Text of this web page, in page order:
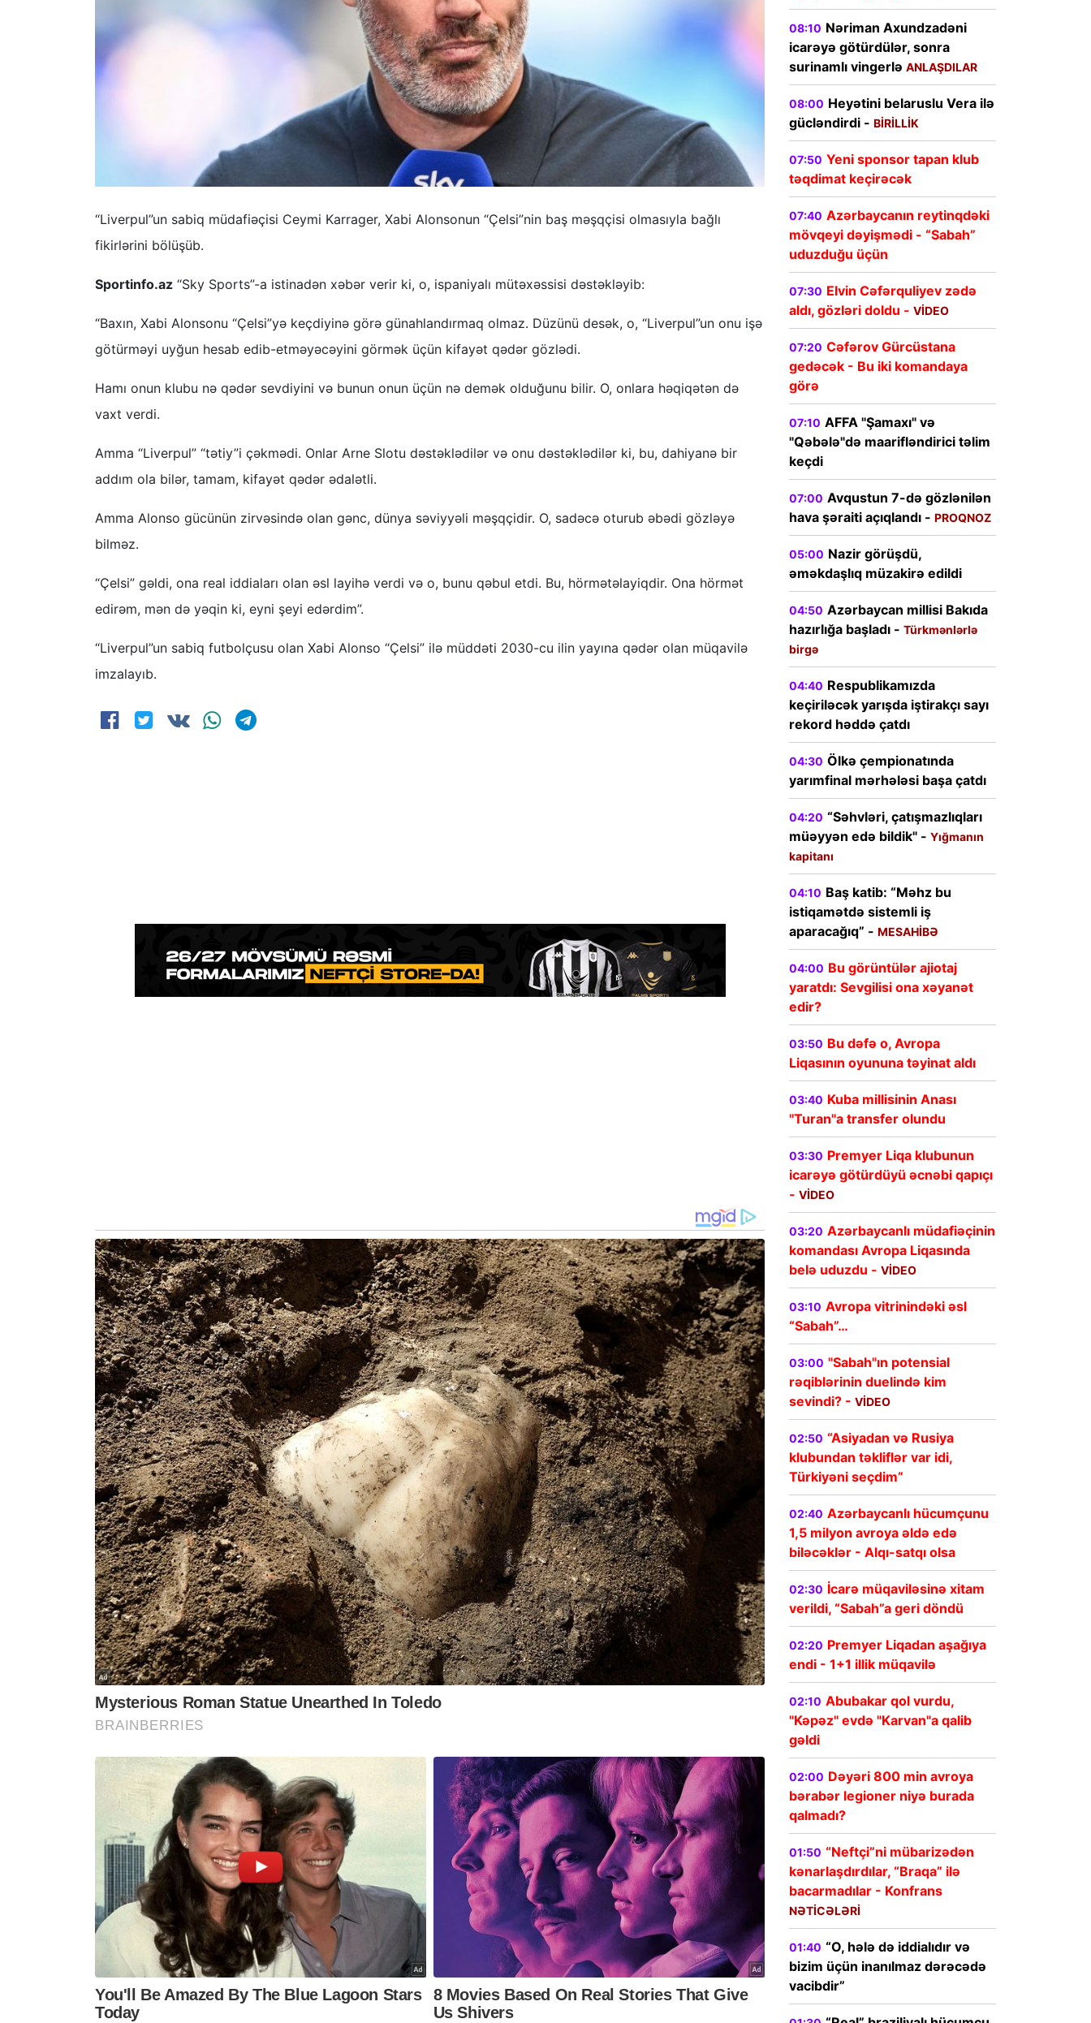
“Liverpul”un sabiq müdafiəçisi Ceymi Karrager, Xabi Alonsonun “Çelsi”nin baş məşqçisi olmasıyla bağlı
fikirlərini bölüşüb.
Sportinfo.az “Sky Sports”-a istinadən xəbər verir ki, o, ispaniyalı mütəxəssisi dəstəkləyib:
“Baxın, Xabi Alonsonu “Çelsi”yə keçdiyinə görə günahlandırmaq olmaz. Düzünü desək, o, “Liverpul”un onu işə
götürməyi uyğun hesab edib-etməyəcəyini görmək üçün kifayət qədər gözlədi.
Hamı onun klubu nə qədər sevdiyini və bunun onun üçün nə demək olduğunu bilir. O, onlara həqiqətən də
vaxt verdi.
Amma “Liverpul” “tətiy”i çəkmədi. Onlar Arne Slotu dəstəklədilər və onu dəstəklədilər ki, bu, dahiyanə bir
addım ola bilər, tamam, kifayət qədər ədalətli.
Amma Alonso gücünün zirvəsində olan gənc, dünya səviyyəli məşqçidir. O, sadəcə oturub əbədi gözləyə
bilməz.
“Çelsi” gəldi, ona real iddiaları olan əsl layihə verdi və o, bunu qəbul etdi. Bu, hörmətəlayiqdir. Ona hörmət
edirəm, mən də yəqin ki, eyni şeyi edərdim”.
“Liverpul”un sabiq futbolçusu olan Xabi Alonso “Çelsi” ilə müddəti 2030-cu ilin yayına qədər olan müqavilə
imzalayıb.
08:10 Nəriman Axundzadəni
icarəyə götürdülər, sonra
surinamlı vingerlə ANLAŞDILAR
08:00 Heyətini belaruslu Vera ilə
gücləndirdi - BİRİLLİK
07:50 Yeni sponsor tapan klub
təqdimat keçirəcək
07:40 Azərbaycanın reytinqdəki
mövqeyi dəyişmədi - “Sabah”
uduzduğu üçün
07:30 Elvin Cəfərquliyev zədə
aldı, gözləri doldu - VİDEO
07:20 Cəfərov Gürcüstana
gedəcək - Bu iki komandaya
görə
07:10 AFFA "Şamaxı" və
"Qəbələ"də maarifləndirici təlim
keçdi
07:00 Avqustun 7-də gözlənilən
hava şəraiti açıqlandı - PROQNOZ
05:00 Nazir görüşdü,
əməkdaşlıq müzakirə edildi
04:50 Azərbaycan millisi Bakıda
hazırlığa başladı - Türkmənlərlə
birgə
04:40 Respublikamızda
keçiriləcək yarışda iştirakçı sayı
rekord həddə çatdı
04:30 Ölkə çempionatında
yarımfinal mərhələsi başa çatdı
04:20 “Səhvləri, çatışmazlıqları
müəyyən edə bildik" - Yığmanın
kapitanı
04:10 Baş katib: “Məhz bu
istiqamətdə sistemli iş
aparacağıq” - MESAHİBƏ
04:00 Bu görüntülər ajiotaj
yaratdı: Sevgilisi ona xəyanət
edir?
03:50 Bu dəfə o, Avropa
Liqasının oyununa təyinat aldı
03:40 Kuba millisinin Anası
"Turan"a transfer olundu
03:30 Premyer Liqa klubunun
icarəyə götürdüyü əcnəbi qapıçı
- VİDEO
03:20 Azərbaycanlı müdafiəçinin
komandası Avropa Liqasında
belə uduzdu - VİDEO
03:10 Avropa vitrinindəki əsl
“Sabah”…
03:00 "Sabah"ın potensial
rəqiblərinin duelində kim
sevindi? - VİDEO
02:50 “Asiyadan və Rusiya
klubundan təkliflər var idi,
Türkiyəni seçdim”
02:40 Azərbaycanlı hücumçunu
1,5 milyon avroya əldə edə
biləcəklər - Alqı-satqı olsa
02:30 İcarə müqaviləsinə xitam
verildi, “Sabah”a geri döndü
02:20 Premyer Liqadan aşağıya
endi - 1+1 illik müqavilə
02:10 Abubakar qol vurdu,
"Kəpəz" evdə "Karvan"a qalib
gəldi
02:00 Dəyəri 800 min avroya
bərabər legioner niyə burada
qalmadı?
01:50 “Neftçi”ni mübarizədən
kənarlaşdırdılar, “Braqa” ilə
bacarmadılar - Konfrans
NƏTİCƏLƏRİ
01:40 “O, hələ də iddialıdır və
bizim üçün inanılmaz dərəcədə
vacibdir”